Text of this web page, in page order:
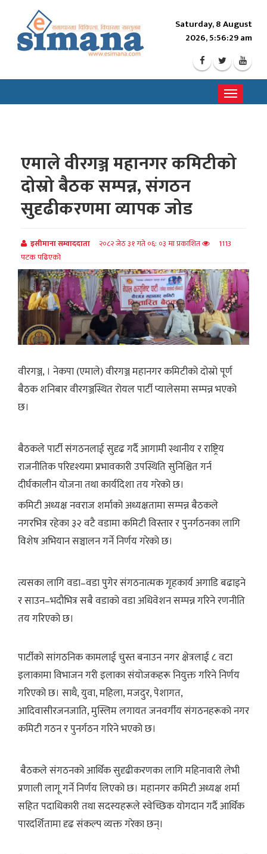
Saturday, 8 August
2026, 5:56:31 am
Toggle
एमाले वीरगञ्ज महानगर कमिटीको
दोस्रो बैठक सम्पन्न, संगठन
सुदृढीकरणमा व्यापक जोड
इसीमाना सम्वाददाता २०८२ जेठ ३१ गते ०६: ०३ मा प्रकाशित
1113
पटक पढिएको
वीरगञ्ज, । नेकपा (एमाले) वीरगञ्ज महानगर कमिटीको दोस्रो पूर्ण
बैठक शनिबार वीरगञ्जस्थित रोयल पार्टी प्यालेसमा सम्पन्न भएको
छ।
बैठकले पार्टी संगठनलाई सुदृढ गर्दै आगामी स्थानीय र राष्ट्रिय
राजनीतिक परिदृश्यमा प्रभावकारी उपस्थिति सुनिश्चित गर्न
दीर्घकालीन योजना तथा कार्यदिशा तय गरेको छ।
कमिटी अध्यक्ष नवराज शर्माको अध्यक्षतामा सम्पन्न बैठकले
नगरभित्र रहेका ३२ वटै वडामा कमिटी विस्तार र पुनर्गठनका लागि
विशेष अभियान सञ्चालन गर्ने निर्णय गरेको छ।
त्यसका लागि वडा–वडा पुगेर संगठनात्मक गृहकार्य अगाडि बढाइने
र साउन–भदौभित्र सबै वडाको वडा अधिवेशन सम्पन्न गरिने रणनीति
तय गरिएको छ।
पार्टीको सांगठनिक कामलाई चुस्त बनाउन नगर क्षेत्रलाई ८ वटा
इलाकामा विभाजन गरी इलाका संयोजकहरू नियुक्त गरिने निर्णय
गरिएको छ। साथै, युवा, महिला, मजदुर, पेशागत,
आदिवासीरजनजाति, मुस्लिम लगायत जनवर्गीय संगठनहरूको नगर
कमिटी गठन र पुनर्गठन गरिने भएको छ।
बैठकले संगठनको आर्थिक सुदृढीकरणका लागि महिनावारी लेभी
प्रणाली लागू गर्ने निर्णय लिएको छ। महानगर कमिटी अध्यक्ष शर्मा
सहित पदाधिकारी तथा सदस्यहरूले स्वेच्छिक योगदान गर्दै आर्थिक
पारदर्शितामा दृढ संकल्प व्यक्त गरेका छन्।